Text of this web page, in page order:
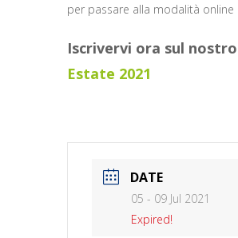
per passare alla modalità online
Iscrivervi ora sul
Estate 2021
DATE
05 - 09 Jul 2021
Expired!